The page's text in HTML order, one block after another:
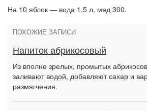
На 10 яблок — вода 1,5 л, мед 300.
ПОХОЖИЕ ЗАПИСИ
Напиток абрикосовый
Из вполне зрелых, промытых
заливают водой, добавляют сахар и
размягчения.